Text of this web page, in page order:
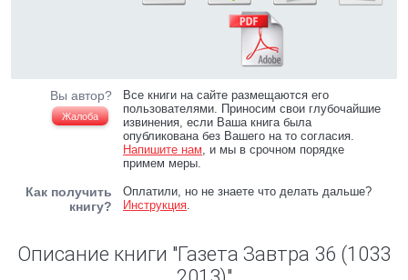
Вы автор?
Жалоба
Все книги на сайте размещаются его
пользователями. Приносим свои глубочайшие
извинения, если Ваша книга была
опубликована без Вашего на то согласия.
Напишите нам, и мы в срочном порядке
примем меры.
Как получить
книгу?
Оплатили, но не знаете что делать дальше?
Инструкция.
Описание книги "Газета Завтра 36 (1033